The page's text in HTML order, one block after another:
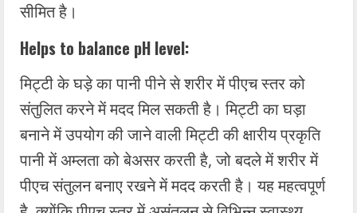
सीमित है।
Helps to balance pH level:
मिट्टी के घड़े का पानी पीने से शरीर में पीएच स्तर को
संतुलित करने में मदद मिल सकती है। मिट्टी का घड़ा
बनाने में उपयोग की जाने वाली मिट्टी की क्षारीय प्रकृति
पानी में अम्लता को बेअसर करती है, जो बदले में शरीर में
पीएच संतुलन बनाए रखने में मदद करती है। यह महत्वपूर्ण